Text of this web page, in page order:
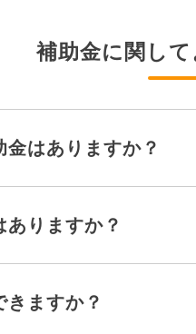
補助金に関し
はありますか？
りますか？
きますか？